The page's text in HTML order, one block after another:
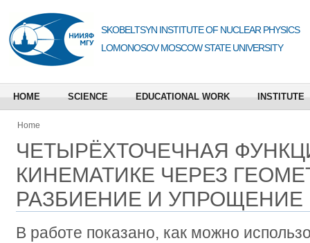
SKOBELTSYN INSTITUTE OF NUCLEAR PHYSICS
LOMONOSOV MOSCOW STATE UNIVERSITY
HOME SCIENCE EDUCATIONAL WORK INSTITUTE
Home
ЧЕТЫРЁХТОЧЕЧНАЯ
КИНЕМАТИКЕ ЧЕРЕЗ
РАЗБИЕНИЕ И УПРОЩЕНИЕ
В работе показано, как можно